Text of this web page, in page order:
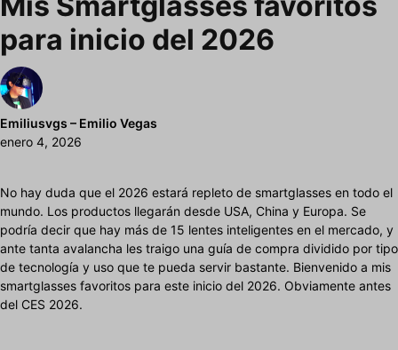
para inicio del 2026
Emiliusvgs – Emilio Vegas
enero 4, 2026
No hay duda que el 2026 estará repleto de smartglasses en todo el
mundo. Los productos llegarán desde USA, China y Europa. Se
podría decir que hay más de 15 lentes inteligentes en el mercado, y
ante tanta avalancha les traigo una guía de compra dividido por tipo
de tecnología y uso que te pueda servir bastante. Bienvenido a mis
smartglasses favoritos para este inicio del 2026. Obviamente antes
del CES 2026.